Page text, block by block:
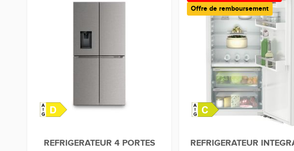
REFRIGERATEUR 4 PORTES
Offre de remboursement
REFRIGERATEUR